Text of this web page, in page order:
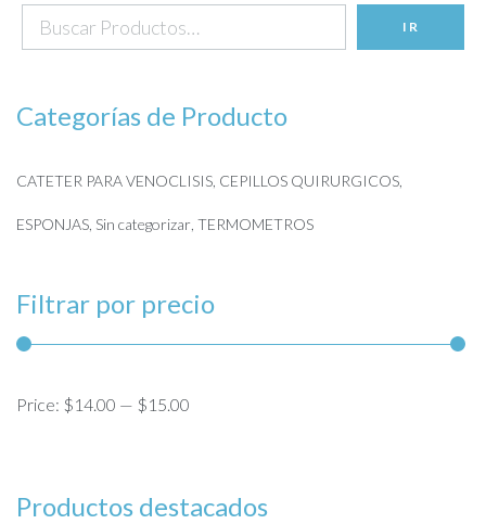
Search
for:
IR
Categorías de Producto
CATETER PARA VENOCLISIS CEPILLOS QUIRURGICOS
ESPONJAS Sin categorizar TERMOMETROS
Filtrar por precio
Price: $14.00 — $15.00
Productos destacados